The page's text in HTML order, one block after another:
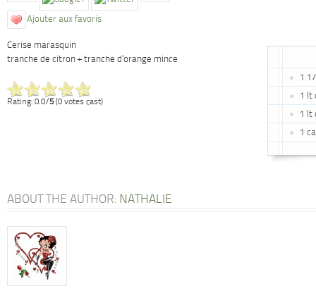
Ajouter aux favoris
1
1 lt
1 lt
1
Cerise marasquin
tranche de citron + tranche d’orange mince
Rating: 0.0/5(0 votes cast)
ABOUT THE AUTHOR: NATHALIE